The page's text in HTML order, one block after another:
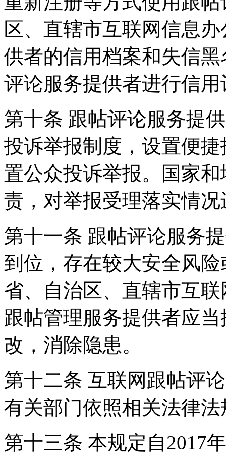
区、直辖市互联网信息
供者的信用档案和失信
评论服务提供者进行信用
第十条 跟帖评论服务提
投诉举报制度，设置便
置公众投诉举报。国家
责，对举报受理落实情
第十一条 跟帖评论服务
到位，存在较大安全风
省、自治区、直辖市互
跟帖管理服务提供者应
改，消除隐患。
第十二条 互联网跟帖评
有关部门依照相关法律
第十三条 本规定自2017